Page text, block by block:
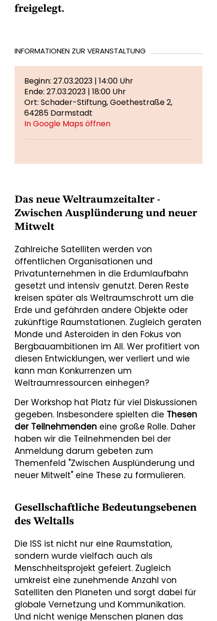
freigelegt.
INFORMATIONEN ZUR VERANSTALTUNG
Beginn: 27.03.2023 | 14:00 Uhr
Ende: 27.03.2023 | 18:00 Uhr
Ort: Schader-Stiftung, Goethestraße 2,
64285 Darmstadt
In Google Maps öffnen
Das neue Weltraumzeitalter -
Zwischen Ausplünderung und neuer
Mitwelt
Zahlreiche Satelliten werden von
öffentlichen Organisationen und
Privatunternehmen in die Erdumlaufbahn
gesetzt und intensiv genutzt. Deren Reste
kreisen später als Weltraumschrott um die
Erde und gefährden andere Objekte oder
zukünftige Raumstationen. Zugleich geraten
Monde und Asteroiden in den Fokus von
Bergbauambitionen im All. Wer profitiert von
diesen Entwicklungen, wer verliert und wie
kann man Konkurrenzen um
Weltraumressourcen einhegen?
Der Workshop hat Platz für viel Diskussionen
gegeben. Insbesondere spielten die Thesen
der Teilnehmenden eine große Rolle. Daher
haben wir die Teilnehmenden bei der
Anmeldung darum gebeten zum
Themenfeld "Zwischen Ausplünderung und
neuer Mitwelt" eine These zu formulieren.
Gesellschaftliche Bedeutungsebenen
des Weltalls
Die ISS ist nicht nur eine Raumstation,
sondern wurde vielfach auch als
Menschheitsprojekt gefeiert. Zugleich
umkreist eine zunehmende Anzahl von
Satelliten den Planeten und sorgt dabei für
globale Vernetzung und Kommunikation.
Und nicht wenige Menschen planen das